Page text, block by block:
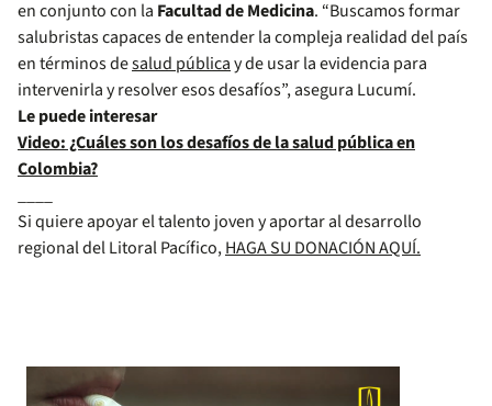
en conjunto con la Facultad de Medicina. “Buscamos formar
salubristas capaces de entender la compleja realidad del país
en términos desalud públicay de usar la evidencia para
intervenirla y resolver esos desafíos”, asegura Lucumí.
Le puede interesar
Video: ¿Cuáles son los desafíos de la salud pública en
Colombia?
Si quiere apoyar el talento joven y aportar al desarrollo
regional del Litoral Pacífico,HAGA SU DONACIÓN AQUÍ.